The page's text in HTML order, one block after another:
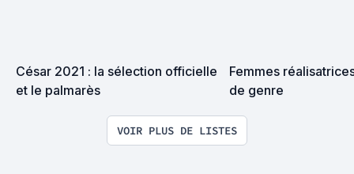
César 2021 : la sélection officielle
et le palmarès
Femmes
de genre
VOIR PLUS DE LISTES